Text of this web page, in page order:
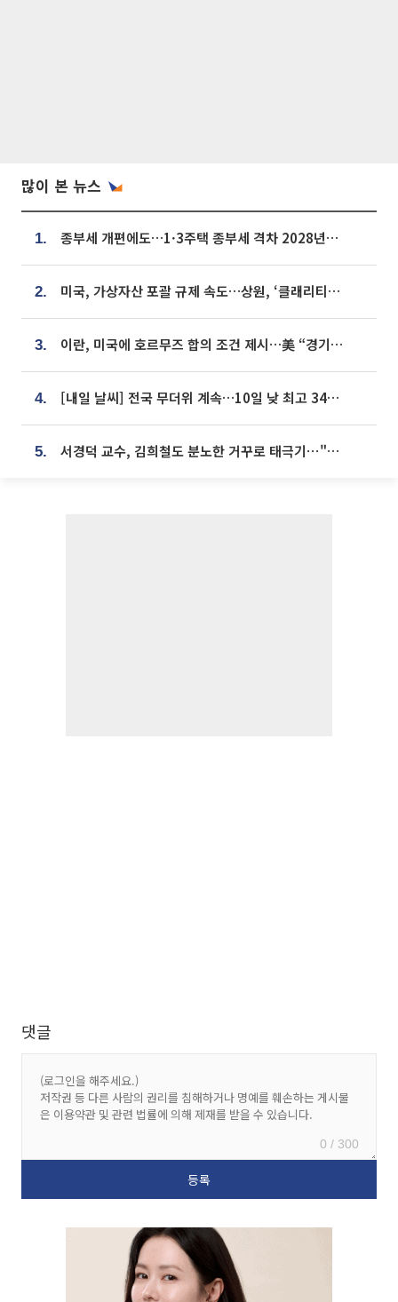
많이 본 뉴스
1. 종부세 개편에도…1·3주택 종부세 격차 2028년부터 확대
2. 미국, 가상자산 포괄 규제 속도…상원, ‘클래리티법’ 9월 절차투표 추진
3. 이란, 미국에 호르무즈 합의 조건 제시…美 “경기 아직 안 끝나” [종합]
4. [내일 날씨] 전국 무더위 계속…10일 낮 최고 34도 육박
5. 서경덕 교수, 김희철도 분노한 거꾸로 태극기⋯"엉터리는 아냐, 아쉬울 뿐"
댓글
0 / 300